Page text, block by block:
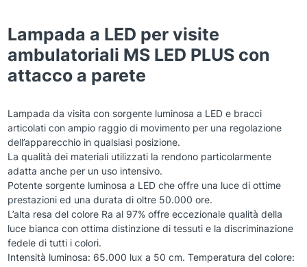
Lampada a LED per visite
ambulatoriali MS LED PLUS con
attacco a parete
Lampada da visita con sorgente luminosa a LED e bracci
articolati con ampio raggio di movimento per una regolazione
dell’apparecchio in qualsiasi posizione.
La qualità dei materiali utilizzati la rendono particolarmente
adatta anche per un uso intensivo.
Potente sorgente luminosa a LED che offre una luce di ottime
prestazioni ed una durata di oltre 50.000 ore.
L’alta resa del colore Ra al 97% offre eccezionale qualità della
luce bianca con ottima distinzione di tessuti e la discriminazione
fedele di tutti i colori.
Intensità luminosa: 65.000 lux a 50 cm. Temperatura del colore: